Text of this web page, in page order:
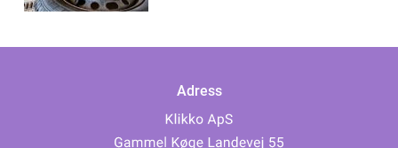
Adress